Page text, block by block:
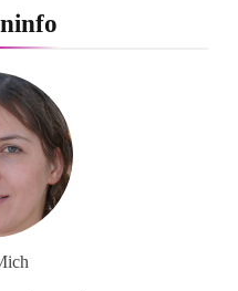
LCC zum siebten
vorn
Hintertuxer
mit Builder
persönlich und gut